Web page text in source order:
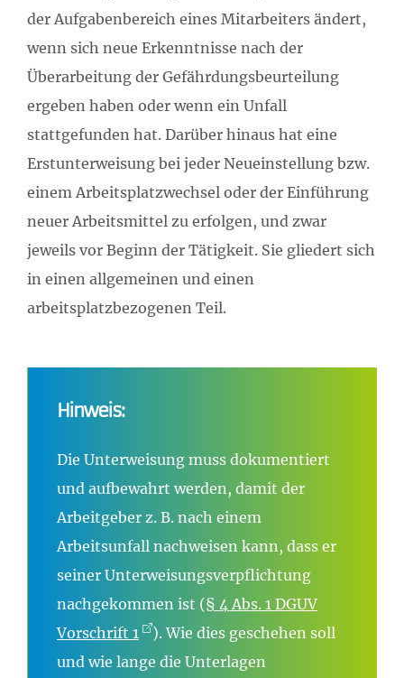
der Aufgabenbereich eines Mitarbeiters ändert,
wenn sich neue Erkenntnisse nach der
Überarbeitung der Gefährdungsbeurteilung
ergeben haben oder wenn ein Unfall
stattgefunden hat. Darüber hinaus hat eine
Erstunterweisung bei jeder Neueinstellung bzw.
einem Arbeitsplatzwechsel oder der Einführung
neuer Arbeitsmittel zu erfolgen, und zwar
jeweils vor Beginn der Tätigkeit. Sie gliedert sich
in einen allgemeinen und einen
arbeitsplatzbezogenen Teil.
Hinweis:
Die Unterweisung muss dokumentiert
und aufbewahrt werden, damit der
Arbeitgeber z. B. nach einem
Arbeitsunfall nachweisen kann, dass er
seiner Unterweisungsverpflichtung
nachgekommen ist (§ 4 Abs. 1 DGUV
Vorschrift 1
). Wie dies geschehen soll
und wie lange die Unterlagen